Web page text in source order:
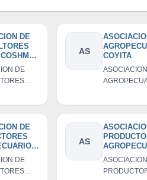
DE
CRUZ
DE
CRUZ
AS
COYITA
DE
AIRES
DE
AS
DEL
HUICHAY